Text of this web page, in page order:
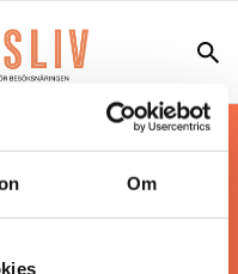
Om
uppdaterade
besöksnäringen.
ett affärsmagasin
avVisita